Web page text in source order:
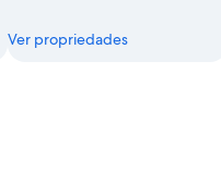
Ver propriedades